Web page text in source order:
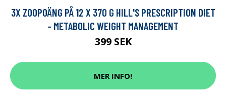
3X ZOOPOÄNG PÅ 12 X 370 G HILL'S PRESCRIPTION DIET
- METABOLIC WEIGHT MANAGEMENT
399 SEK
MER INFO!